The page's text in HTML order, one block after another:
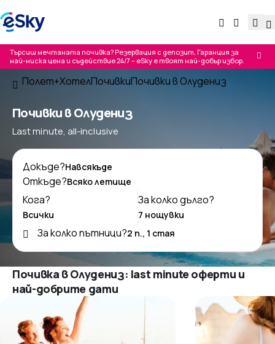
Търсиш мечтаната почивка? Резервация с депозит, Гаранция за
най-ниска цена и съдействие 24/7 – eSky е твоят най-добър избор.
Полет+ХотелПочивкиПочивки в Oлудениз
Почивки в Oлудениз
Last minute, all-inclusive
Докъде?
Откъде?
Кога?
За колко дълго?
За колко пътници?
Почивка в Oлудениз: last minute оферти и
най-добрите дати